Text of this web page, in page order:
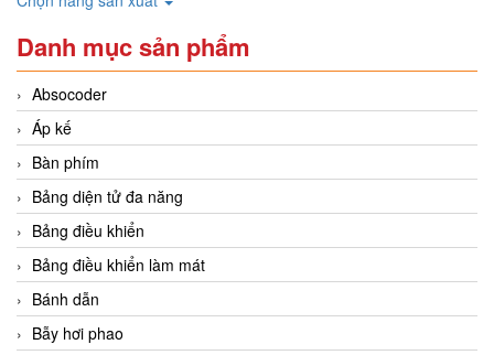
Danh mục sản phẩm
Absocoder
Áp kế
Bàn phím
Bảng diện tử đa năng
Bảng điều khiển
Bảng điều khiển làm mát
Bánh dẫn
Bẫy hơi phao